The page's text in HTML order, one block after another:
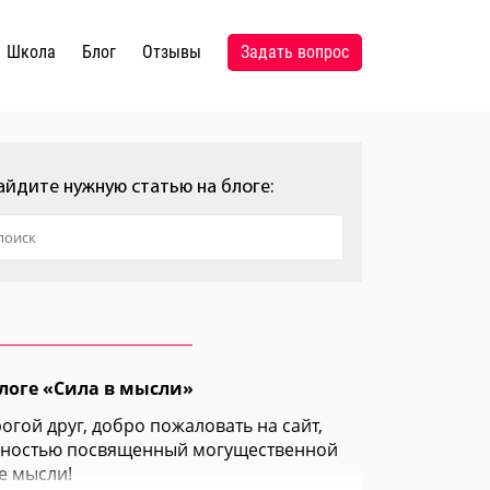
школа блог отзывы задать вопрос
нужную статью на блоге:
«Сила в мысли»
друг, добро пожаловать на сайт,
посвященный могущественной
мысли!